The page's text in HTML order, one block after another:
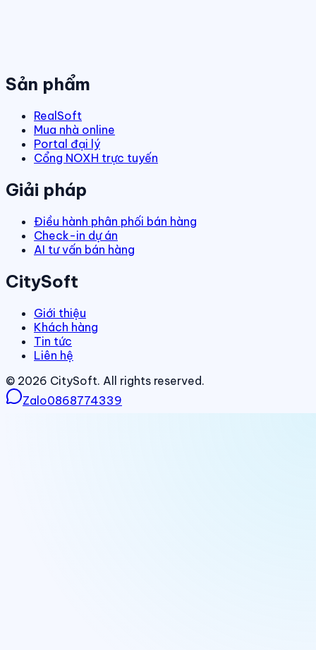
Sản phẩm
RealSoft
Mua nhà online
Portal đại lý
Cổng NOXH trực tuyến
Giải pháp
Điều hành phân phối bán hàng
Check-in dự án
AI tư vấn bán hàng
CitySoft
Giới thiệu
Khách hàng
Tin tức
Liên hệ
© 2026 CitySoft. All rights reserved.
Zalo0868774339